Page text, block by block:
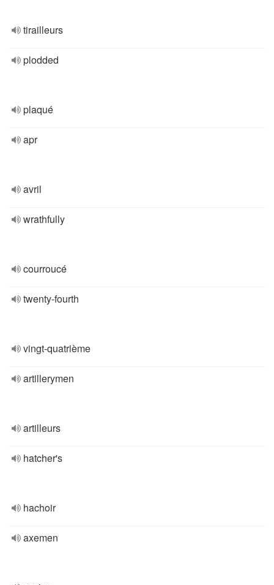
tirailleurs
plodded
plaqué
apr
avril
wrathfully
courroucé
twenty-fourth
vingt-quatrième
artillerymen
artilleurs
hatcher's
hachoir
axemen